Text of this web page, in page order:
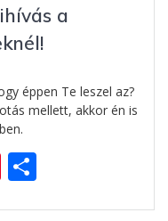
a
éppen Te leszel az?
mellett, akkor én is
Pi